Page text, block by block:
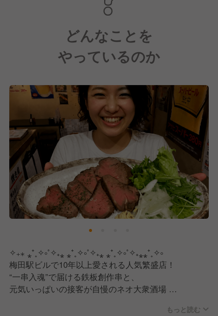
どんなことを
やっているのか
✧₊⁎ ⁎⁺˳✧༚˚✧₊⁎ ⁎⁺˳✧༚˚✧₊⁎ ⁎⁺˳✧༚˚✧₊⁎⁎⁺˳✧༚
梅田駅ビルで10年以上愛される人気繁盛店！
“一串入魂”で届ける鉄板創作串と、
元気いっぱいの接客が自慢のネオ大衆酒場
もっと読む